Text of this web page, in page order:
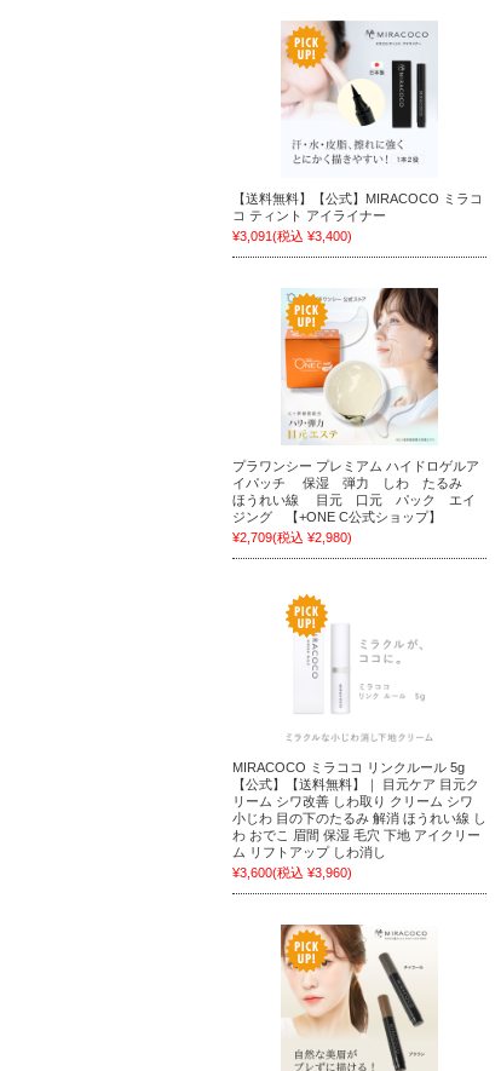
【送料無料】【公式】MIRACOCO ミラコ
コ ティント アイライナー
¥3,091(税込 ¥3,400)
プラワンシー プレミアム ハイドロゲルア
イパッチ 保湿 弾力 しわ たるみ
ほうれい線 目元 口元 パック エイ
ジング 【+ONE C公式ショップ】
¥2,709(税込 ¥2,980)
MIRACOCO ミラココ リンクルール 5g
【公式】【送料無料】｜ 目元ケア 目元ク
リーム シワ改善 しわ取り クリーム シワ
小じわ 目の下のたるみ 解消 ほうれい線 し
わ おでこ 眉間 保湿 毛穴 下地 アイクリー
ム リフトアップ しわ消し
¥3,600(税込 ¥3,960)